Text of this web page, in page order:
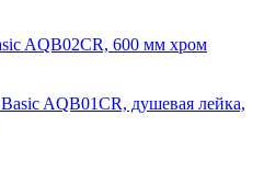
AQB02CR, 600 мм хром
AQB01CR, душевая лейка,